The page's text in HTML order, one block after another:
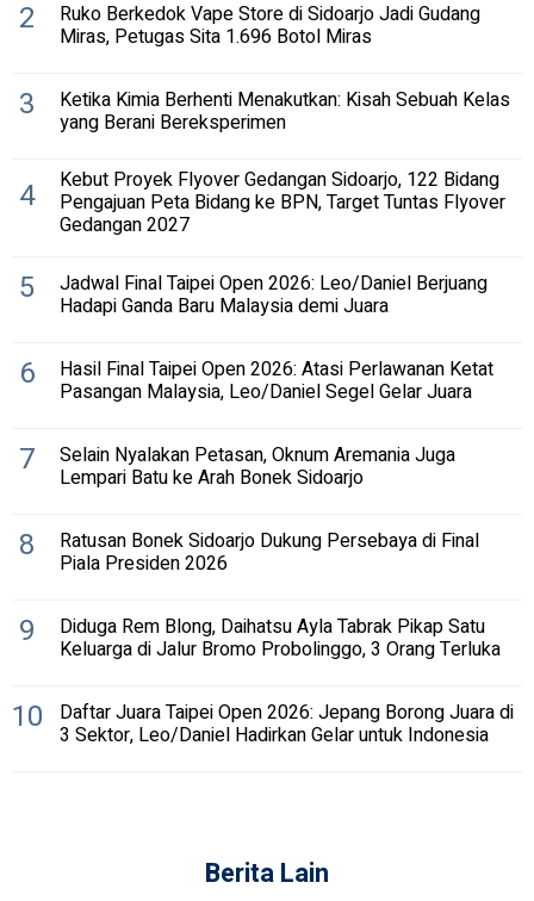
2 Ruko Berkedok Vape Store di Sidoarjo Jadi Gudang
Miras, Petugas Sita 1.696 Botol Miras
3 Ketika Kimia Berhenti Menakutkan: Kisah Sebuah Kelas
yang Berani Bereksperimen
4 Kebut Proyek Flyover Gedangan Sidoarjo, 122 Bidang
Pengajuan Peta Bidang ke BPN, Target Tuntas Flyover
Gedangan 2027
5 Jadwal Final Taipei Open 2026: Leo/Daniel Berjuang
Hadapi Ganda Baru Malaysia demi Juara
6 Hasil Final Taipei Open 2026: Atasi Perlawanan Ketat
Pasangan Malaysia, Leo/Daniel Segel Gelar Juara
7 Selain Nyalakan Petasan, Oknum Aremania Juga
Lempari Batu ke Arah Bonek Sidoarjo
8 Ratusan Bonek Sidoarjo Dukung Persebaya di Final
Piala Presiden 2026
9 Diduga Rem Blong, Daihatsu Ayla Tabrak Pikap Satu
Keluarga di Jalur Bromo Probolinggo, 3 Orang Terluka
10 Daftar Juara Taipei Open 2026: Jepang Borong Juara di
3 Sektor, Leo/Daniel Hadirkan Gelar untuk Indonesia
Berita Lain